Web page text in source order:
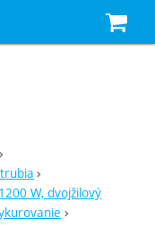
W, dvojžilový